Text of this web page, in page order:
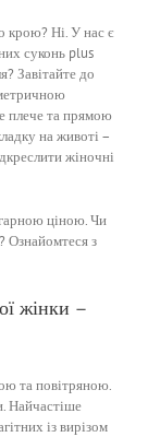
крою? Ні. У нас є
суконь plus
Завітайте до
плече та прямою
на животі –
жіночні
ціною. Чи
Ознайомтеся з
жінки –
та повітряною.
Найчастіше
із вирізом